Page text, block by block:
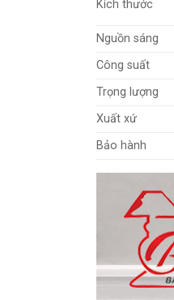
Kích thước
Nguồn sáng
Công suất
Trọng lượng
Xuất xứ
Bảo hành